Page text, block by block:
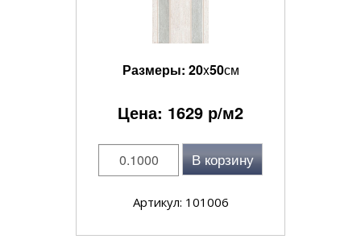
Размеры: 20x50см
Цена: 1629 р/м2
В корзину
Артикул: 101006